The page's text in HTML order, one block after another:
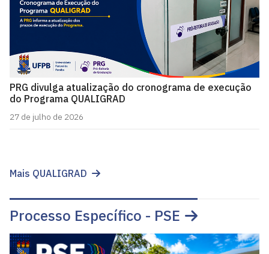
PRG divulga atualização do cronograma de execução
do Programa QUALIGRAD
27 de julho de 2026
Mais QUALIGRAD
Processo Específico - PSE